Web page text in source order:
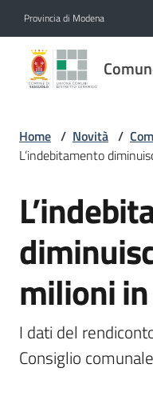
Provincia di Modena
Comune
di
Novità
Servizi
Vivere
Sassuolo
Home / Novità /
L’indebitamento
Salta al contenuto
milioni
I dati del
Consiglio